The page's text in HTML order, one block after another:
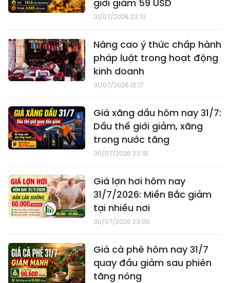
giới giảm 59 USD
31/07/2026 23:10
Nâng cao ý thức chấp hành
pháp luật trong hoạt động
kinh doanh
31/07/2026 12:17
Giá xăng dầu hôm nay 31/7:
Dầu thế giới giảm, xăng
trong nước tăng
30/07/2026 23:18
Giá lợn hơi hôm nay
31/7/2026: Miền Bắc giảm
tại nhiều nơi
30/07/2026 23:00
Giá cà phê hôm nay 31/7
quay đầu giảm sau phiên
tăng nóng